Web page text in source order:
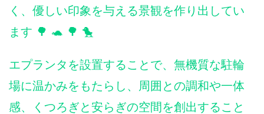
く、優しい印象を与える景観を作り出してい
ます 🌳 🐢 🌳 🐤
エプランタを設置することで、無機質な駐輪
場に温かみをもたらし、周囲との調和や一体
感、くつろぎと安らぎの空間を創出すること